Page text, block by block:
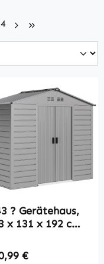
Seite
4
? Gerätehaus,
x 131 x 192 cm
Preis:
€